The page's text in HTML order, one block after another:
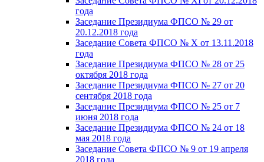
года
Заседание Президиума ФПСО № 29 от
20.12.2018 года
Заседание Совета ФПСО № X от 13.11.2018
года
Заседание Президиума ФПСО № 28 от 25
октября 2018 года
Заседание Президиума ФПСО № 27 от 20
сентября 2018 года
Заседание Президиума ФПСО № 25 от 7
июня 2018 года
Заседание Президиума ФПСО № 24 от 18
мая 2018 года
Заседание Совета ФПСО № 9 от 19 апреля
2018 года